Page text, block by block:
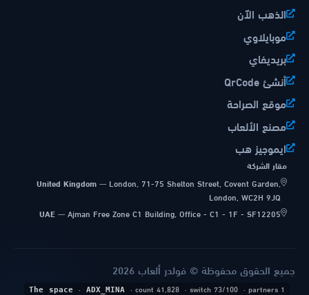
الذهب الآن
موبايلاوي
بريديفاي
أنشئ QrCode
موقع الصراحة
مصنع الألعاب
ايموجيز هب
مقار الشركة
United Kingdom — London, 71-75 Shelton Street, Covent Garden,
London, WC2H 9JQ
UAE — Ajman Free Zone C1 Building, Office - C1 - 1F - SF12205
جميع الحقوق محفوظة © فولدر ألعاب 2026
The space · ADX_MINA · count 41,828 · switch 73/100 · partners 1